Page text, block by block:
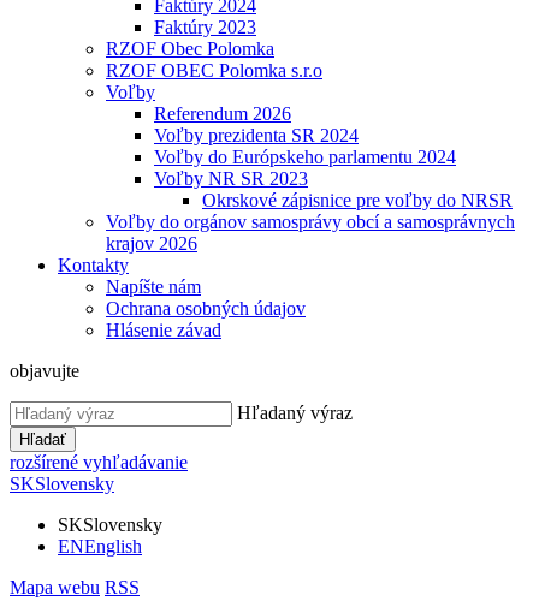
Faktúry 2024
Faktúry 2023
RZOF Obec Polomka
RZOF OBEC Polomka s.r.o
Voľby
Referendum 2026
Voľby prezidenta SR 2024
Voľby do Európskeho parlamentu 2024
Voľby NR SR 2023
Okrskové zápisnice pre voľby do NRSR
Voľby do orgánov samosprávy obcí a samosprávnych
krajov 2026
Kontakty
Napíšte nám
Ochrana osobných údajov
Hlásenie závad
objavujte
Hľadaný výraz
Hľadať
rozšírené vyhľadávanie
SKSlovensky
SKSlovensky
ENEnglish
Mapa webu RSS